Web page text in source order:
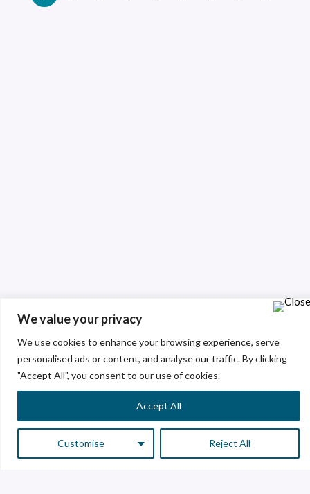
We value your privacy
We use cookies to enhance your browsing experience, serve
personalised ads or content, and analyse our traffic. By clicking
"Accept All", you consent to our use of cookies.
Customise Reject All
Accept All